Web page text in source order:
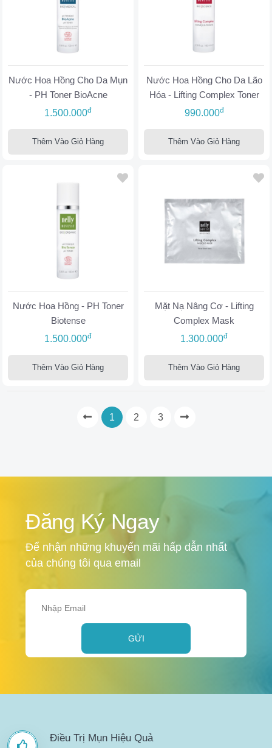
Nước Hoa Hồng Cho Da Mụn
- PH Toner BioAcne
1.500.000đ
Thêm Vào Giỏ Hàng
Nước Hoa Hồng Cho Da Lão
Hóa - Lifting Complex Toner
990.000đ
Thêm Vào Giỏ Hàng
Nước Hoa Hồng - PH Toner
Biotense
1.500.000đ
Thêm Vào Giỏ Hàng
Mặt Nạ Nâng Cơ - Lifting
Complex Mask
1.300.000đ
Thêm Vào Giỏ Hàng
1 2 3
Đăng Ký Ngay
Để nhận những khuyến mãi hấp dẫn nhất
của chúng tôi qua email
GỬI
Điều Trị Mụn Hiệu Quả